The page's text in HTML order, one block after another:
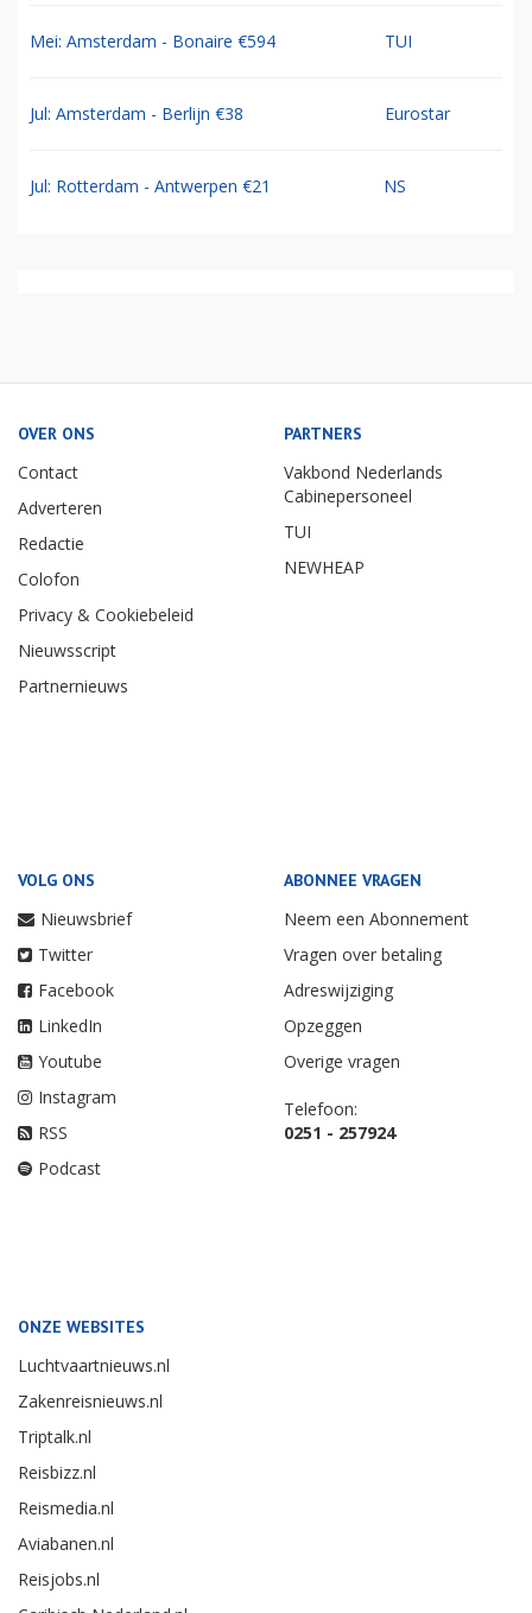
Mei: Amsterdam - Bonaire €594 TUI
Jul: Amsterdam - Berlijn €38 Eurostar
Jul: Rotterdam - Antwerpen €21 NS
OVER ONS
Contact
Adverteren
Redactie
Colofon
Privacy & Cookiebeleid
Nieuwsscript
Partnernieuws
PARTNERS
Vakbond Nederlands
Cabinepersoneel
TUI
NEWHEAP
VOLG ONS
Nieuwsbrief
Twitter
Facebook
LinkedIn
Youtube
Instagram
RSS
Podcast
ABONNEE VRAGEN
Neem een Abonnement
Vragen over betaling
Adreswijziging
Opzeggen
Overige vragen
Telefoon:
0251 - 257924
ONZE WEBSITES
Luchtvaartnieuws.nl
Zakenreisnieuws.nl
Triptalk.nl
Reisbizz.nl
Reismedia.nl
Aviabanen.nl
Reisjobs.nl